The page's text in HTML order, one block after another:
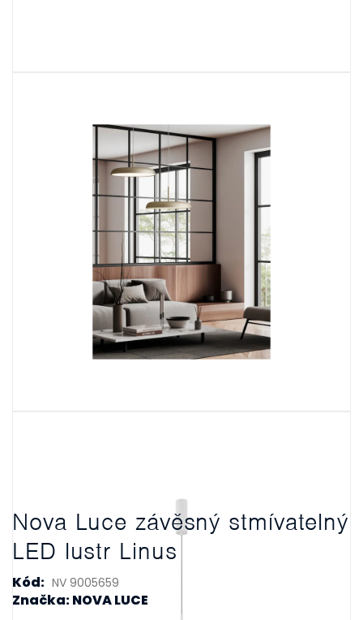
Nova Luce závěsný stmívatelný
LED lustr Linus
Kód: NV 9005659
Značka: NOVA LUCE